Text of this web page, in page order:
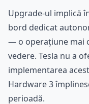
Upgrade-ul implică
bord dedicat
— o operațiune mai
vedere. Tesla nu a
implementarea
Hardware 3
perioadă.